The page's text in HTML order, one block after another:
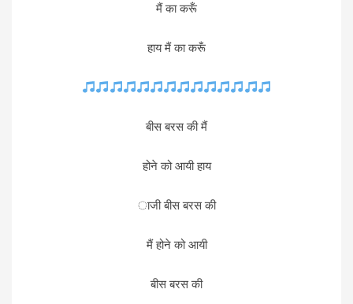
मैं का करूँ
हाय मैं का करूँ
बीस बरस की मैं
होने को आयी हाय
ाजी बीस बरस की
मैं होने को आयी
बीस बरस की